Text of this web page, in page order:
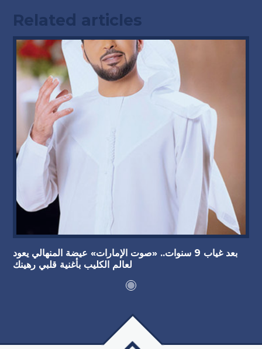
Related articles
بعد غياب 9 سنوات.. «صوت الإمارات» عيضة المنهالي يعود
لعالم الكليب بأغنية قلبي رهينك